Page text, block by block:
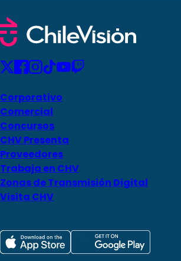
Corporativo
Comercial
Concursos
CHV Presenta
Proveedores
Trabaja en CHV
Zonas de Transmisión Digital
Visita CHV